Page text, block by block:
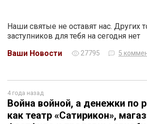
Наши святые не оставят нас. Других
заступников для тебя на сегодня нет
Ваши Новости
27795 5
4 года назад
Война войной, а денежки по
как театр «Сатирикон»,